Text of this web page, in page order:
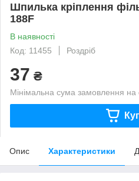
Шпилька кріплення
188F
В наявності
Код: 11455
Роздріб
37 ₴
Мінімальна сума замовлення
Опис Характеристики